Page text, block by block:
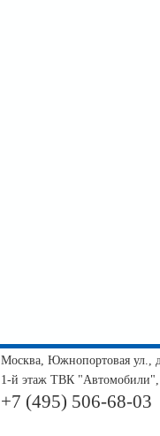
Москва, Южнопортовая ул.,
1-й этаж ТВК
+7 (495) 506-68-03